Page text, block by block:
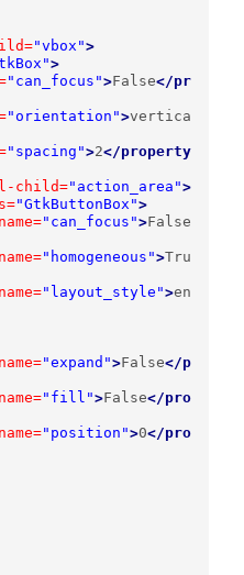
"vbox">
>
"can_focus">False</pr
"orientation">vertica
"spacing">2</property
child="action_area">
"GtkButtonBox">
name="can_focus">False
name="homogeneous">Tru
name="layout_style">en
name="expand">False</p
name="fill">False</pro
name="position">0</pro